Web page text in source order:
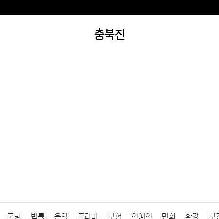
충북진
국방 법률 음악 드라마 보험 연예인 만화 환경 보